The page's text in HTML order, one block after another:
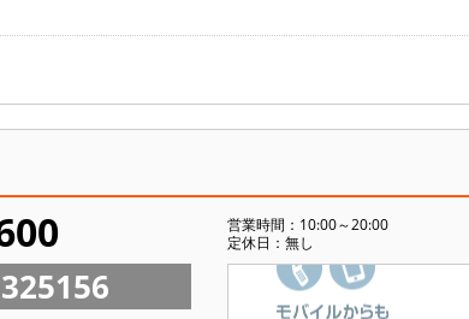
営業時間：10:00～20:00
定休日：無し